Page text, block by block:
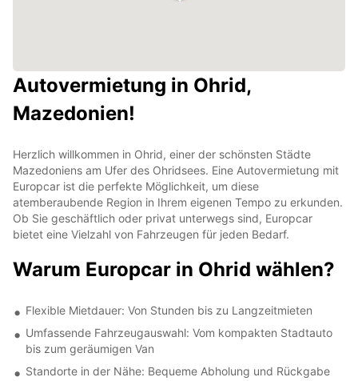
Autovermietung in Ohrid,
Mazedonien!
Herzlich willkommen in Ohrid, einer der schönsten Städte
Mazedoniens am Ufer des Ohridsees. Eine Autovermietung mit
Europcar ist die perfekte Möglichkeit, um diese
atemberaubende Region in Ihrem eigenen Tempo zu erkunden.
Ob Sie geschäftlich oder privat unterwegs sind, Europcar
bietet eine Vielzahl von Fahrzeugen für jeden Bedarf.
Warum Europcar in Ohrid wählen?
Flexible Mietdauer: Von Stunden bis zu Langzeitmieten
Umfassende Fahrzeugauswahl: Vom kompakten Stadtauto
bis zum geräumigen Van
Standorte in der Nähe: Bequeme Abholung und Rückgabe